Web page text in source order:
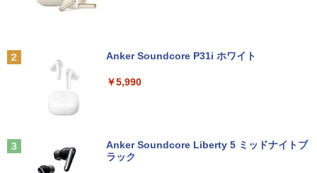
目黒三吉 ]
￥726
領地改革に励みます〜the letter from Bo
ule〜 5【電子書店共通特典イラスト
Anker Soundcore P31i ホワイト
￥5,990
Anker Soundcore Liberty 5 ミッドナイトブ
ラック